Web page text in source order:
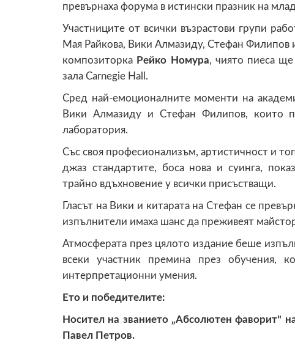
превърнаха форума в истински празник на
Участниците от всички възрастови групи
Мая Райкова, Вики Алмазиду, Стефан Филипов
композиторка Рейко Номура, чиято пиеса
зала Carnegie Hall.
Сред най-емоционалните моменти на
Вики Алмазиду и Стефан Филипов, които
лаборатория.
Със своя професионализъм, артистичност и
джаз стандартите, боса нова и суинга,
трайно вдъхновение у всички присъстващи.
Гласът на Вики и китарата на Стефан се
изпълнители имаха шанс да преживеят
Атмосферата през цялото издание беше
всеки участник премина през обучения,
интерпретационни умения.
Ето и победителите:
Носител на званието „Абсолютен фаворит"
Павел Петров.